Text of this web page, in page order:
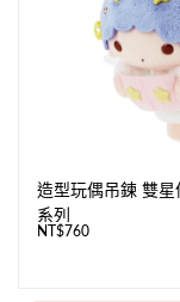
造型玩偶吊鍊 雙星
系列
NT$760